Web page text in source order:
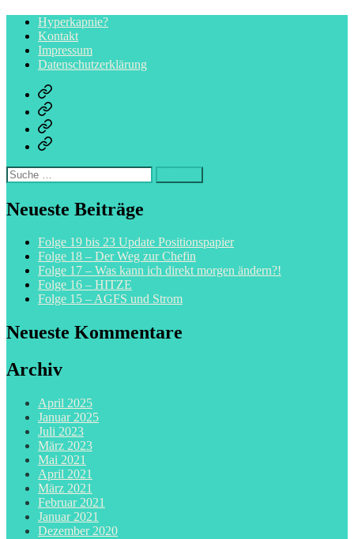
Hyperkapnie?
Kontakt
Impressum
Datenschutzerklärung
Podcast
Skripte
Zum
Weiterlesen
Zum
Podcast
Veröffentlichungen
Suche
nach:
Neueste Beiträge
Folge 19 bis 23 Update Positionspapier
Folge 18 – Der Weg zur Chefin
Folge 17 – Was kann ich direkt morgen ändern?!
Folge 16 – HITZE
Folge 15 – AGFS und Strom
Neueste Kommentare
Archiv
April 2025
Januar 2025
Juli 2023
März 2023
Mai 2021
April 2021
März 2021
Februar 2021
Januar 2021
Dezember 2020